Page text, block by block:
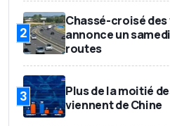
Prix de base
2
Chassé-croisé des
annonce un
routes
3
Plus de la moitié
viennent de Chine